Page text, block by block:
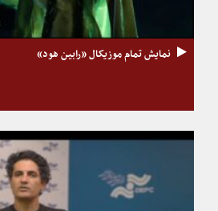
نمایش تمام موزیکال «رابین هود»